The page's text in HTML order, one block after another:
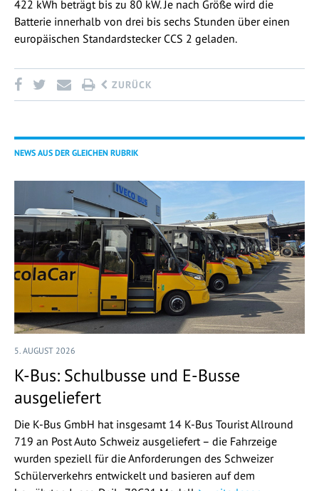
422 kWh beträgt bis zu 80 kW. Je nach Größe wird die
Batterie innerhalb von drei bis sechs Stunden über einen
europäischen Standardstecker CCS 2 geladen.
ZURÜCK
NEWS AUS DER GLEICHEN RUBRIK
5. AUGUST 2026
K-Bus: Schulbusse und E-Busse
ausgeliefert
Die K-Bus GmbH hat insgesamt 14 K-Bus Tourist Allround
719 an Post Auto Schweiz ausgeliefert – die Fahrzeige
wurden speziell für die Anforderungen des Schweizer
Schülerverkehrs entwickelt und basieren auf dem